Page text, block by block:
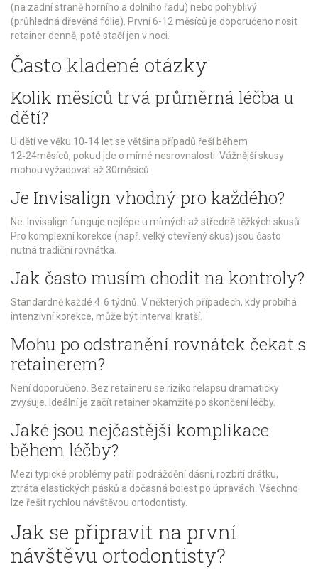
(na zadní straně horního a dolního řadu) nebo pohyblivý
(průhledná dřevěná fólie). První 6-12 měsíců je doporučeno nosit
retainer denně, poté stačí jen v noci.
Často kladené otázky
Kolik měsíců trvá průměrná léčba u
dětí?
U dětí ve věku 10‑14 let se většina případů řeší během
12‑24měsíců, pokud jde o mírné nesrovnalosti. Vážnější skusy
mohou vyžadovat až 30měsíců.
Je Invisalign vhodný pro každého?
Ne. Invisalign funguje nejlépe u mírných až středně těžkých skusů.
Pro komplexní korekce (např. velký otevřený skus) jsou často
nutná tradiční rovnátka.
Jak často musím chodit na kontroly?
Standardně každé 4‑6 týdnů. V některých případech, kdy probíhá
intenzivní korekce, může být interval kratší.
Mohu po odstranění rovnátek čekat s
retainerem?
Není doporučeno. Bez retaineru se riziko relapsu dramaticky
zvyšuje. Ideální je začít retainer okamžitě po skončení léčby.
Jaké jsou nejčastější komplikace
během léčby?
Mezi typické problémy patří podráždění dásní, rozbití drátku,
ztráta elastických pásků a dočasná bolest po úpravách. Všechno
lze řešit rychlou návštěvou ortodontisty.
Jak se připravit na první
návštěvu ortodontisty?